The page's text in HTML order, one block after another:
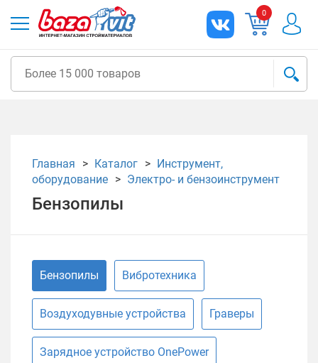
0
Главная Каталог
Инструмент,
оборудование
Электро- и бензоинструмент
Бензопилы
Бензопилы Вибротехника
Воздуходувные устройства Граверы
Зарядное устройство OnePower